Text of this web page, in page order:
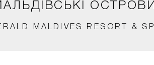
MALDIVES RESORT &